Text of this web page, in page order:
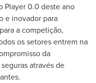
Player 0.0 deste ano
e inovador para
a competição,
os setores entrem na
da
através de